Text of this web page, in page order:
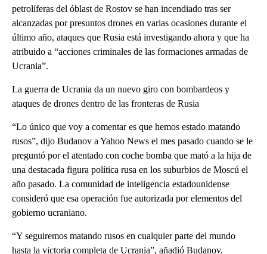
petrolíferas del óblast de Rostov se han incendiado tras ser
alcanzadas por presuntos drones en varias ocasiones durante el
último año, ataques que Rusia está investigando ahora y que ha
atribuido a “acciones criminales de las formaciones armadas de
Ucrania”.
La guerra de Ucrania da un nuevo giro con bombardeos y
ataques de drones dentro de las fronteras de Rusia
“Lo único que voy a comentar es que hemos estado matando
rusos”, dijo Budanov a Yahoo News el mes pasado cuando se le
preguntó por el atentado con coche bomba que mató a la hija de
una destacada figura política rusa en los suburbios de Moscú el
año pasado. La comunidad de inteligencia estadounidense
consideró que esa operación fue autorizada por elementos del
gobierno ucraniano.
“Y seguiremos matando rusos en cualquier parte del mundo
hasta la victoria completa de Ucrania”, añadió Budanov.